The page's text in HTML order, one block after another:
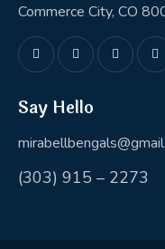
Commerce City, CO
Say Hello
(303) 915 – 2273